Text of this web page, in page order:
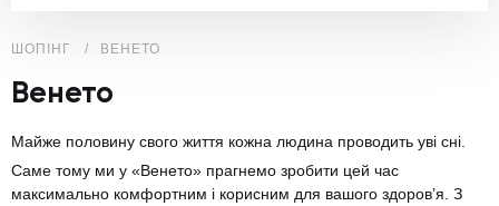
ШОПІНГ ВЕНЕТО
Венето
Майже половину свого життя кожна людина проводить уві сні.
Саме тому ми у «Венето» прагнемо зробити цей час
максимально комфортним і корисним для вашого здоров’я. З